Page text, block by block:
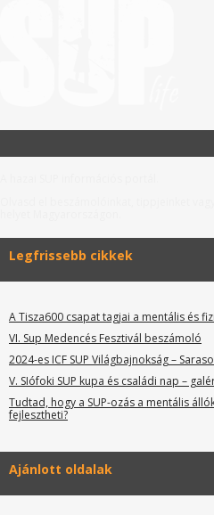
Legfrissebb cikkek
A Tisza600 csapat tagjai a mentális és
VI. Sup Medencés Fesztivál beszámoló
2024-es ICF SUP Világbajnokság –
V. SIófoki SUP kupa és családi nap –
Tudtad, hogy a SUP-ozás a mentális
fejlesztheti?
Ajánlott oldalak